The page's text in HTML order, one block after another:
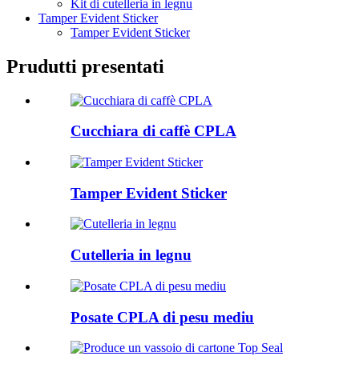
Kit di cutelleria in legnu
Tamper Evident Sticker
Tamper Evident Sticker
Prudutti presentati
Cucchiara di caffè CPLA
Tamper Evident Sticker
Cutelleria in legnu
Posate CPLA di pesu mediu